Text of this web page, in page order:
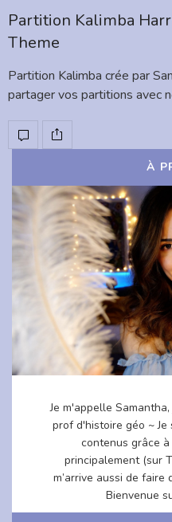
Partition Kalimba
Theme
Partition Kalimba crée par
partager vos partitions avec
À
Je m'appelle
prof d'histoire géo ~
contenus grâce à
principalement (sur
m’arrive aussi de faire
Bienvenue